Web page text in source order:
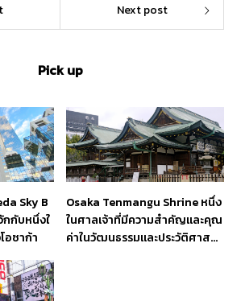
Next post
Pick up
Sky B
กกับหนึ่งใ
ซาก้า
Osaka Tenmangu Shrine หนึ่ง
ในศาลเจ้าที่มีความสำคัญและคุณ
ค่าในวัฒนธรรมและประวัติศาสตร์